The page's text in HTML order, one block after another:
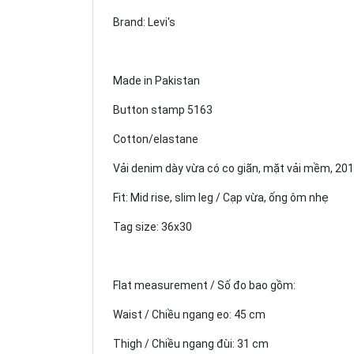
Brand: Levi's
Made in Pakistan
Button stamp 5163
Cotton/elastane
Vải denim dày vừa có co giãn, mặt vải mềm,
Fit: Mid rise, slim leg / Cạp vừa, ống ôm nhẹ
Tag size: 36x30
Flat measurement / Số đo bao gồm:
Waist / Chiều ngang eo: 45 cm
Thigh / Chiều ngang đùi: 31 cm